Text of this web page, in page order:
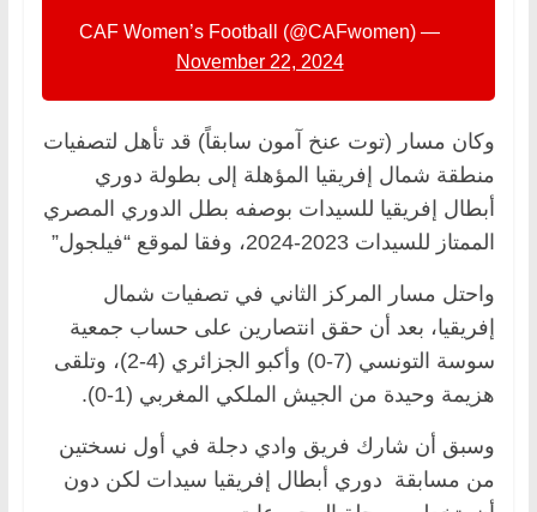
— CAF Women’s Football (@CAFwomen)
November 22, 2024
وكان مسار (توت عنخ آمون سابقاً) قد تأهل لتصفيات
منطقة شمال إفريقيا المؤهلة إلى بطولة دوري
أبطال إفريقيا للسيدات بوصفه بطل الدوري المصري
الممتاز للسيدات 2023-2024، وفقا لموقع “فيلجول”
واحتل مسار المركز الثاني في تصفيات شمال
إفريقيا، بعد أن حقق انتصارين على حساب جمعية
سوسة التونسي (7-0) وأكبو الجزائري (4-2)، وتلقى
هزيمة وحيدة من الجيش الملكي المغربي (1-0).
وسبق أن شارك فريق وادي دجلة في أول نسختين
من مسابقة دوري أبطال إفريقيا سيدات لكن دون